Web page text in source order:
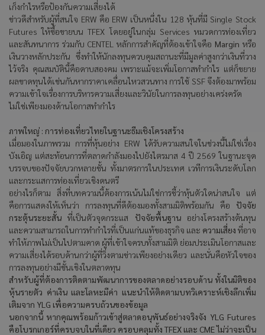
เก็งกำไรหรือป้องกันความเสี่ยงได้
ข่าวดีสำหรับผู้ที่สนใจ ERW คือ ERW เป็นหนึ่งใน 128 หุ้นที่มี Single Stock
Futuresให้ซื้อขายบนTFEXโดยอยู่ในกลุ่ม Servicesหมวดการท่องเที่ยว
และสันทนาการ ร่วมกับ CENTEL หลักการสำคัญที่ต้องเข้าใจคือ Margin หรือ
เงินวางหลักประกัน ซึ่งทำให้นักลงทุนควบคุมสถานะที่มีมูลค่าสูงกว่าเงินที่วาง
ไว้จริง คุณสมบัตินี้คือดาบสองคม เพราะแม้จะเพิ่มโอกาสทำกำไร แต่ก็ขยาย
ผลขาดทุนได้เช่นกันหากราคาเคลื่อนไหวสวนทาง การใช้ SSF จึงต้องมาพร้อม
ความเข้าใจเรื่องการบริหารความเสี่ยงและวินัยในการลงทุนอย่างเคร่งครัด
ไม่ใช่เพียงมองด้านโอกาสทำกำไร
ภาพใหญ่ : การท่องเที่ยวไทยในฐานะธีมเชิงโครงสร้าง
เมื่อมองในภาพรวม การที่หุ้นอย่าง ERWได้รับความสนใจในช่วงนี้ไม่ใช่เรื่อง
บังเอิญ แต่สะท้อนการที่ตลาดกำลังมองไปยังไตรมาส 4 ปี 2569ในฐานะจุด
บรรจบของปัจจัยบวกหลายชั้น ทั้งมาตรการในประเทศ เวทีการเงินระดับโลก
และกระแสการท่องเที่ยวเชิงดนตรี
อย่างไรก็ตาม สิ่งที่บทความนี้ต้องการเน้นไม่ใช่การชี้ว่าหุ้นตัวใดน่าสนใจ แต่
คือการแสดงให้เห็นว่า การลงทุนที่ดีต้องมองทั้งสามมิติพร้อมกัน คือ ปัจจัย
กระตุ้นระยะสั้น ที่เป็นตัวจุดกระแส ปัจจัยพื้นฐานอย่างโครงสร้างต้นทุน
และความสามารถในการทำกำไรที่เป็นแก่นแท้ของธุรกิจ และ ความเสี่ยง ที่อาจ
ทำให้ภาพไม่เป็นไปตามคาด ผู้ที่เข้าใจครบทั้งสามมิติ ย่อมประเมินโอกาสและ
ความเสี่ยงได้รอบด้านกว่าผู้ที่วิ่งตามข่าวเพียงอย่างเดียว และนั่นคือหัวใจของ
การลงทุนอย่างมีชั้นเชิงในตลาดทุน
สำหรับผู้ที่ต้องการติดตามพัฒนาการของตลาดอย่างรอบด้าน ทั้งในมิติของ
หุ้นรายตัว ค่าเงิน และโลหะมีค่า แนะนำให้ติดตามบทวิเคราะห์เชิงลึกเพิ่ม
เติมจาก YLG เพื่อความครบถ้วนของข้อมูล
นอกจากนี้ หากคุณพร้อมก้าวเข้าสู่ตลาดอนุพันธ์อย่างจริงจัง YLG Futures
คือโบรกเกอร์ที่ครบจบในที่เดียว ครอบคลุมทั้ง TFEX และ CMEไม่ว่าจะเป็น